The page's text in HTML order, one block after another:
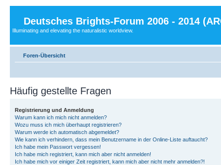
Deutsches Brights-Forum 2006 - 2014
Illuminating and elevating the naturalistic worldview.
Foren-Übersicht
Häufig gestellte Fragen
Registrierung und Anmeldung
Warum kann ich mich nicht anmelden?
Wozu muss ich mich überhaupt registrieren?
Warum werde ich automatisch abgemeldet?
Wie kann ich verhindern, dass mein Benutzername in der Online-Liste auftaucht?
Ich habe mein Passwort vergessen!
Ich habe mich registriert, kann mich aber nicht anmelden!
Ich habe mich vor einiger Zeit registriert, kann mich aber nicht mehr anmelden?!